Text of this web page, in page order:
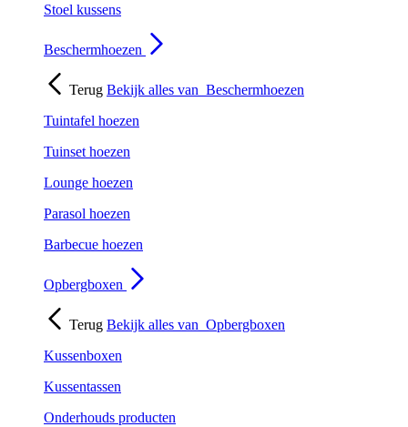
Stoel kussens
Beschermhoezen
Terug Bekijk alles van Beschermhoezen
Tuintafel hoezen
Tuinset hoezen
Lounge hoezen
Parasol hoezen
Barbecue hoezen
Opbergboxen
Terug Bekijk alles van Opbergboxen
Kussenboxen
Kussentassen
Onderhouds producten